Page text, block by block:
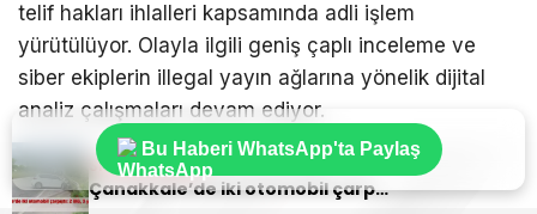
telif hakları ihlalleri kapsamında adli işlem
yürütülüyor. Olayla ilgili geniş çaplı inceleme ve
siber ekiplerin illegal yayın ağlarına yönelik dijital
analiz çalışmaları devam ediyor.
7258 SAYILI KANUN DENIZLI OPERASYONU
Sıradaki Haber
Çanakkale’de iki otomobil çarpıştı: 2 ölü, 3 yaralı
Bu Haberi WhatsApp'ta Paylaş